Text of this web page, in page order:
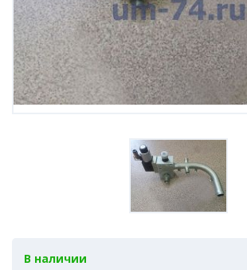
В наличии